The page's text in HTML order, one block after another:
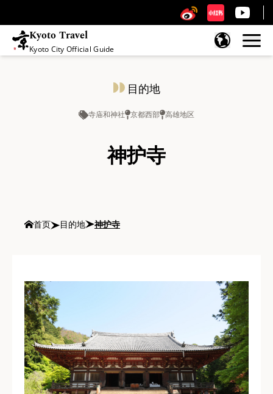
Kyoto Travel
Kyoto City Official Guide
目的地
寺庙和神社 京都西部 高雄地区
神护寺
首页 目的地 神护寺